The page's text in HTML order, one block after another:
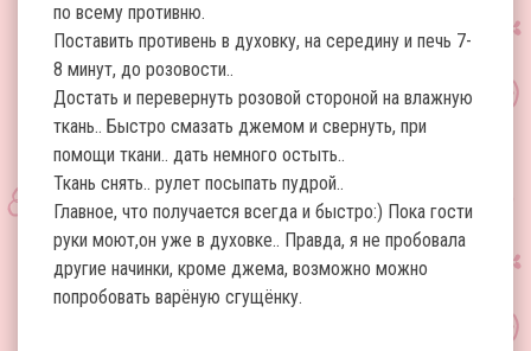
по всему противню.
Поставить противень в духовку, на середину и печь 7-
8 минут, до розовости..
Достать и перевернуть розовой стороной на влажную
ткань.. Быстро смазать джемом и свернуть, при
помощи ткани.. дать немного остыть..
Ткань снять.. рулет посыпать пудрой..
Главное, что получается всегда и быстро:) Пока гости
руки моют,он уже в духовке.. Правда, я не пробовала
другие начинки, кроме джема, возможно можно
попробовать варёную сгущёнку.